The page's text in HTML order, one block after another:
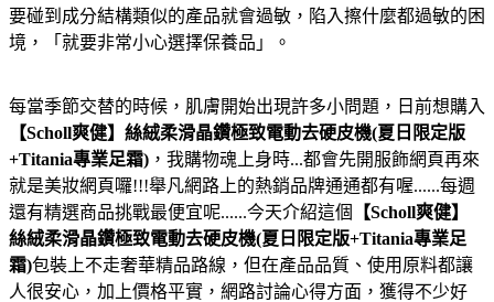
要碰到成分結構類似的產品就會過敏，陷入擦什麼都過敏的困
境，「就要非常小心選擇保養品」。
每當季節交替的時候，肌膚開始出現許多小問題，日前想購入
【Scholl爽健】絲絨柔滑晶鑽極致電動去硬皮機(夏日限定版
+Titania專業足霜) ，我購物魂上身時...都會先開服飾網頁再來
就是美妝網頁囉!!!舉凡網路上的熱銷品牌通通都有喔......每週
還有精選商品挑戰最便宜呢......今天介紹這個
【Scholl爽健】
絲絨柔滑晶鑽極致電動去硬皮機(夏日限定版+Titania專業足
霜)包裝上不走奢華精品路線，但在產品品質、使用原料都讓
人很安心，加上價格平實，網路討論心得方面，獲得不少好